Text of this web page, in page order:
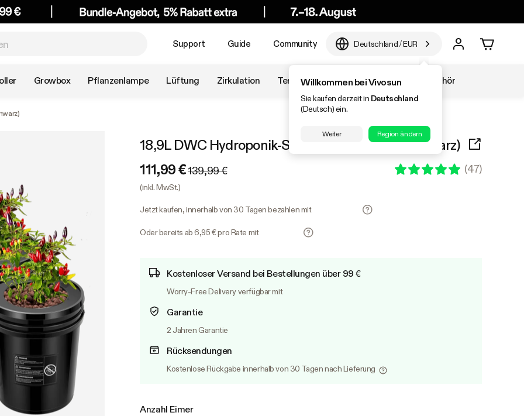
Support Guide Community Deutschland/EUR
Willkommen bei Vivosun
Sie kaufen derzeit in Deutschland
(Deutsch) ein.
Weiter Region ändern
Growbox Pflanzenlampe Lüftung Zirkulation Temperatur & Luftfeuchtigkeit Zubehör
18,9L DWC Hydroponik-System Set (4 Eimer, Schwarz)
111,99 €139,99 € (47)
(inkl. MwSt.)
Jetzt kaufen, innerhalb von 30 Tagen bezahlen mit
Oder bereits ab 6,95 € pro Rate mit
Kostenloser Versand bei Bestellungen über 99 €
Worry-Free Delivery verfügbar mit
Garantie
2 Jahren Garantie
Rücksendungen
Kostenlose Rückgabe innerhalb von 30 Tagen nach Lieferung
Anzahl Eimer